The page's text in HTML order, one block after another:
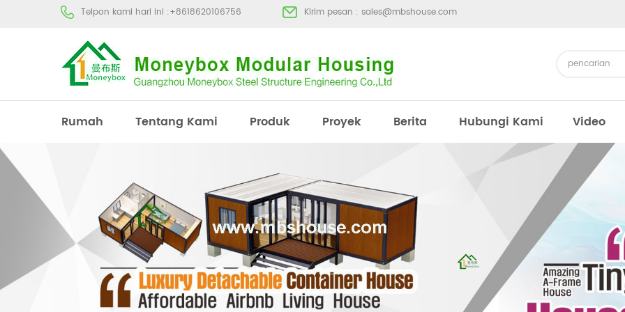
Telpon kami hari ini :+8618620106756 Kirim pesan : sales@mbshouse.com
Rumah Tentang Kami Produk Proyek Berita Hubungi Kami Video